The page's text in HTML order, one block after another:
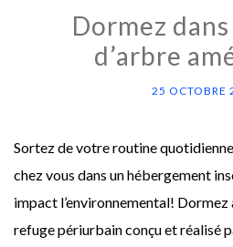
Dormez
d’arbre
25 OCTOBRE
Sortez de votre routine
chez vous dans un hébergement
impact l’environnemental! Dormez
refuge périurbain conçu et réalisé